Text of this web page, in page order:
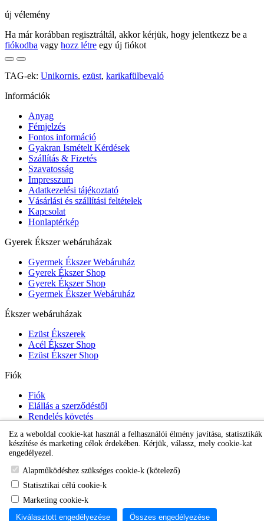
új vélemény
Ha már korábban regisztráltál, akkor kérjük, hogy jelentkezz be a
fiókodba vagy hozz létre egy új fiókot
TAG-ek: Unikornis, ezüst, karikafülbevaló
Információk
Anyag
Fémjelzés
Fontos információ
Gyakran Ismételt Kérdések
Szállítás & Fizetés
Szavatosság
Impresszum
Adatkezelési tájékoztató
Vásárlási és szállítási feltételek
Kapcsolat
Honlaptérkép
Gyerek Ékszer webáruházak
Gyermek Ékszer Webáruház
Gyerek Ékszer Shop
Gyerek Ékszer Shop
Gyermek Ékszer Webáruház
Ékszer webáruházak
Ezüst Ékszerek
Acél Ékszer Shop
Ezüst Ékszer Shop
Fiók
Fiók
Elállás a szerződéstől
Rendelés követés
Hírlevél
Karikafülbevaló webáruház
Ez a weboldal cookie-kat használ a felhasználói élmény javítása, statisztikák
készítése és marketing célok érdekében. Kérjük, válassz, mely cookie-kat
engedélyezel.
Alapműködéshez szükséges cookie-k (kötelező)
Statisztikai célú cookie-k
Marketing cookie-k
Kiválasztott engedélyezése
Összes engedélyezése